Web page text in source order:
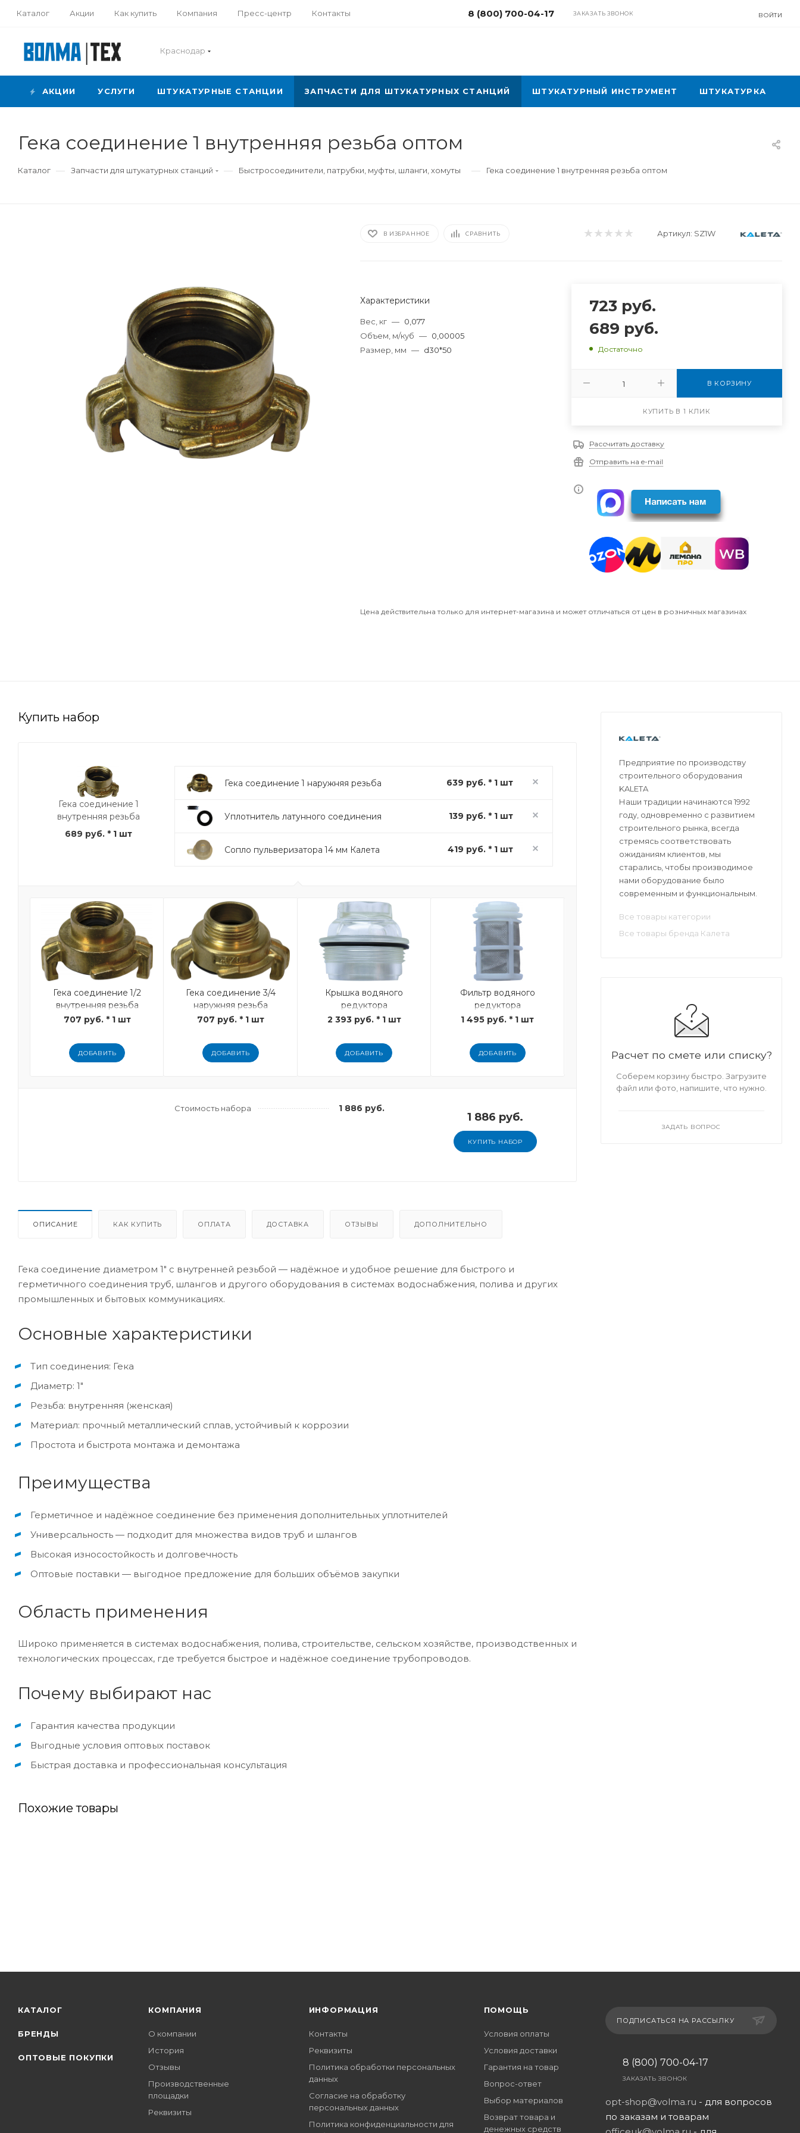
Каталог Акции Как купить Компания Пресс-центр Контакты 8 (800) 700-04-17 ЗАКАЗАТЬ ЗВОНОК ВОЙТИ
Краснодар
АКЦИИ УСЛУГИ ШТУКАТУРНЫЕ СТАНЦИИ ЗАПЧАСТИ ДЛЯ ШТУКАТУРНЫХ СТАНЦИЙ ШТУКАТУРНЫЙ ИНСТРУМЕНТ ШТУКАТУРКА
Гека соединение 1 внутренняя резьба оптом
Каталог — Запчасти для штукатурных станций — Быстросоединители, патрубки, муфты, шланги, хомуты — Гека соединение 1 внутренняя резьба оптом
В ИЗБРАННОЕ СРАВНИТЬ Артикул: SZ1W
Характеристики
Вес, кг — 0,077
Объем, м/куб — 0,00005
Размер, мм — d30*50
723 руб.
689 руб.
Достаточно
В КОРЗИНУ
КУПИТЬ В 1 КЛИК
Рассчитать доставку
Отправить на e-mail
Цена действительна только для интернет-магазина и может отличаться от цен в розничных магазинах
Купить набор
Гека соединение 1
внутренняя резьба
689 руб.* 1 шт
Гека соединение 1 наружняя резьба 639 руб. * 1 шт
Уплотнитель латунного соединения 139 руб. * 1 шт
Сопло пульверизатора 14 мм Калета 419 руб. * 1 шт
Гека соединение 1/2
внутренняя резьба
707 руб. * 1 шт
ДОБАВИТЬ
Гека соединение 3/4
наружняя резьба
707 руб. * 1 шт
ДОБАВИТЬ
Крышка водяного
редуктора
2 393 руб. * 1 шт
ДОБАВИТЬ
Фильтр водяного
редуктора
1 495 руб. * 1 шт
ДОБАВИТЬ Нет в наличии Нет в наличии
Стоимость набора 1 886 руб.
1 886 руб.
КУПИТЬ НАБОР
ОПИСАНИЕ КАК КУПИТЬ ОПЛАТА ДОСТАВКА ОТЗЫВЫ ДОПОЛНИТЕЛЬНО
Гека соединение диаметром 1" с внутренней резьбой — надёжное и удобное решение для быстрого и
герметичного соединения труб, шлангов и другого оборудования в системах водоснабжения, полива и других
промышленных и бытовых коммуникациях.
Основные характеристики
Тип соединения: Гека
Диаметр: 1"
Резьба: внутренняя (женская)
Материал: прочный металлический сплав, устойчивый к коррозии
Простота и быстрота монтажа и демонтажа
Преимущества
Герметичное и надёжное соединение без применения дополнительных уплотнителей
Универсальность — подходит для множества видов труб и шлангов
Высокая износостойкость и долговечность
Оптовые поставки — выгодное предложение для больших объёмов закупки
Область применения
Широко применяется в системах водоснабжения, полива, строительстве, сельском хозяйстве, производственных и
технологических процессах, где требуется быстрое и надёжное соединение трубопроводов.
Почему выбирают нас
Гарантия качества продукции
Выгодные условия оптовых поставок
Быстрая доставка и профессиональная консультация
Похожие товары
Предприятие по производству
строительного оборудования
KALETA
Наши традиции начинаются 1992
году, одновременно с развитием
строительного рынка, всегда
стремясь соответствовать
ожиданиям клиентов, мы
старались, чтобы производимое
нами оборудование было
современным и функциональным.
Все товары категории
Все товары бренда Калета
Расчет по смете или списку?
Соберем корзину быстро. Загрузите
файл или фото, напишите, что нужно.
ЗАДАТЬ ВОПРОС
КАТАЛОГ
БРЕНДЫ
ОПТОВЫЕ ПОКУПКИ
КОМПАНИЯ
О компании
История
Отзывы
Производственные
площадки
Реквизиты
ИНФОРМАЦИЯ
Контакты
Реквизиты
Политика обработки персональных
данных
Согласие на обработку
персональных данных
Политика конфиденциальности для
ПОМОЩЬ
Условия оплаты
Условия доставки
Гарантия на товар
Вопрос-ответ
Выбор материалов
Возврат товара и
денежных средств
ПОДПИСАТЬСЯ НА РАССЫЛКУ
8 (800) 700-04-17
ЗАКАЗАТЬ ЗВОНОК
opt-shop@volma.ru - для вопросов
по заказам и товарам